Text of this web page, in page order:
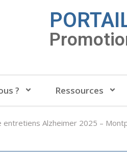
? Ressources
entretiens Alzheimer 2025 –